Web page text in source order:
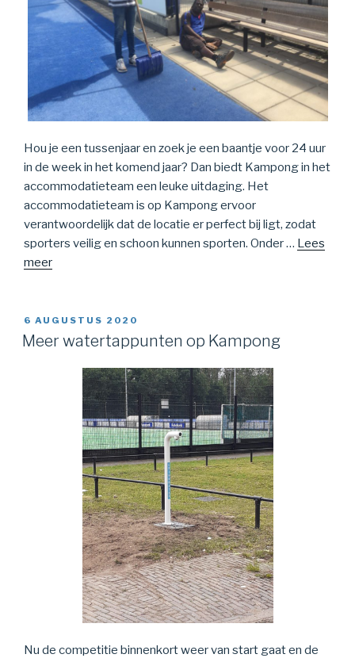
Hou je een tussenjaar en zoek je een baantje voor 24 uur
in de week in het komend jaar? Dan biedt Kampong in het
accommodatieteam een leuke uitdaging. Het
accommodatieteam is op Kampong ervoor
verantwoordelijk dat de locatie er perfect bij ligt, zodat
sporters veilig en schoon kunnen sporten. Onder … Lees
meer
GEPLAATST
OP
6 AUGUSTUS 2020
Meer watertappunten op Kampong
Nu de competitie binnenkort weer van start gaat en de